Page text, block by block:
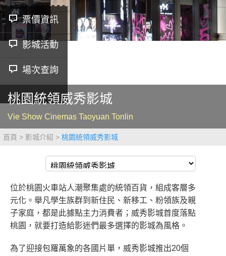
桃園統領威秀影城
Vie Show Cinemas Taoyuan Tonlin
票價資訊
影城活動
場次查詢
首頁 影城介紹 桃園統領威秀影城
位於桃園火車站人潮聚集處的統領百貨，組成客層多
元化。舉凡學生族群到新住民、新移工、粉領族及親
子家庭，都是此據點主力消費者；威秀影城首度落點
桃園，就要打造給影迷們最多選擇的影城為風格。
為了迎接包羅萬象的各國片單，威秀影城推出20個
商場活動